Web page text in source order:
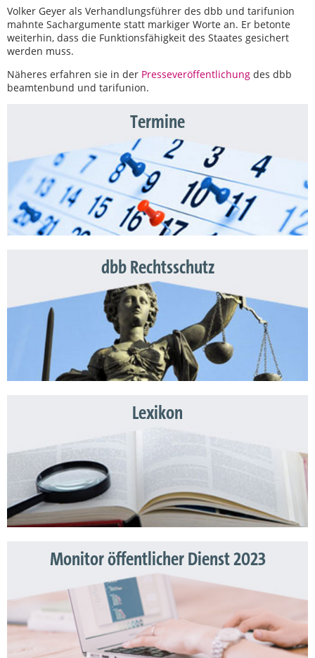
Volker Geyer als Verhandlungsführer des dbb und tarifunion
mahnte Sachargumente statt markiger Worte an. Er betonte
weiterhin, dass die Funktionsfähigkeit des Staates gesichert
werden muss.
Näheres erfahren sie in der Presseveröffentlichung des dbb
beamtenbund und tarifunion.
Termine
dbb Rechtsschutz
Lexikon
Monitor öffentlicher Dienst 2023